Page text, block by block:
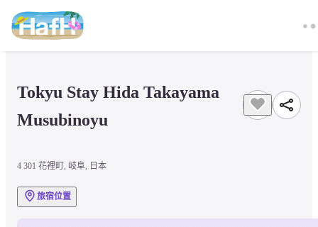
Tokyu Stay Hida Takayama
Musubinoyu
4 301 花裡町, 岐阜, 日本
旅宿位置